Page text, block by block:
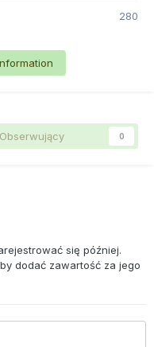
280
Obserwujący 0
się później.
dodać zawartość za jego